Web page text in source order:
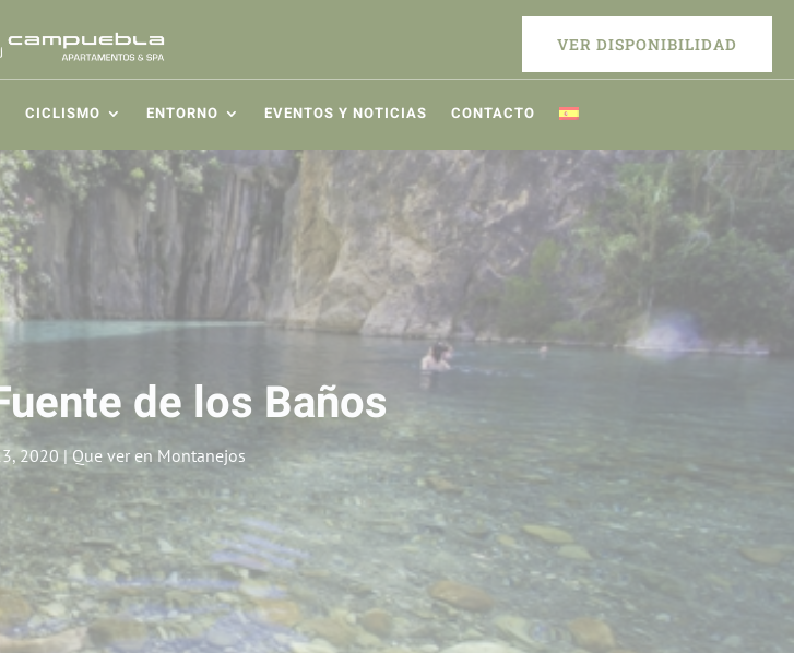
VER DISPONIBILIDAD
CICLISMO ENTORNO EVENTOS Y NOTICIAS CONTACTO
de los Baños
2020 | Que ver en Montanejos